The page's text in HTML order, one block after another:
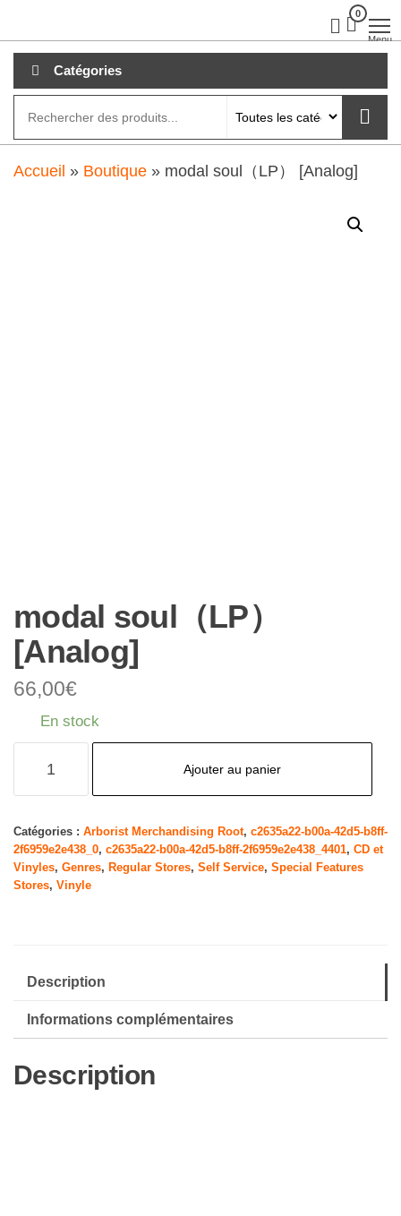
au
contenu
0
Menu
Catégories
Accueil » Boutique » modal soul（LP） [Analog]
modal soul（LP）
[Analog]
66,00€
En stock
soul（LP）
[Analog]
Ajouter au panier
Catégories : Arborist Merchandising Root, c2635a22-b00a-42d5-b8ff-
2f6959e2e438_0, c2635a22-b00a-42d5-b8ff-2f6959e2e438_4401, CD et
Vinyles, Genres, Regular Stores, Self Service, Special Features
Stores, Vinyle
Description
Informations complémentaires
Description